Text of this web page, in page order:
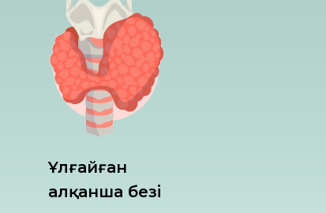
Ұлғайған
Қалқанша безі